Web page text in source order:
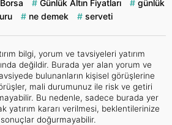
Günlük Altın Fiyatları
günlük
ne demek serveti
bilgi, yorum ve tavsiyeleri yatırım
değildir. Burada yer alan yorum ve
bulunanların kişisel görüşlerine
mali durumunuz ile risk ve getiri
Bu nedenle, sadece burada yer
yatırım kararı verilmesi, beklentilerinize
doğurmayabilir.